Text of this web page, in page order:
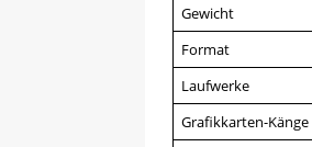
Gewicht
Format
Laufwerke
Grafikkarten-Känge